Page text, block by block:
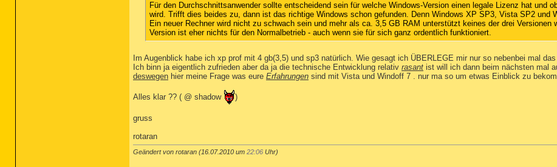
Für den Durchschnittsanwender sollte entscheidend sein für welche Windows-Version einen legale Lizenz hat und
wird. Trifft dies beides zu, dann ist das richtige Windows schon gefunden. Denn Windows XP SP3, Vista SP2 und
Ein neuer Rechner wird nicht zu schwach sein und mehr als ca. 3,5 GB RAM unterstützt keines der drei
Version ist eher nichts für den Normalbetrieb - auch wenn sie für sich ganz ordentlich funktioniert.
Im Augenblick habe ich xp prof mit 4 gb(3,5) und sp3 natürlich. Wie gesagt ich ÜBERLEGE mir nur so nebenbei mal
Ich binn ja eigentlich zufrieden aber da ja die technische Entwicklung relativ rasant ist will ich dann beim nächsten mal
deswegen hier meine Frage was eure Erfahrungen sind mit Vista und Windoff 7 . nur ma so um etwas Einblick zu
Alles klar ?? ( @ shadow )
gruss
rotaran
Geändert von rotaran (16.07.2010 um 22:06 Uhr)